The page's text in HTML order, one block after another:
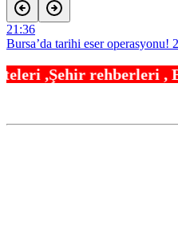
21:36
Bursa’da tarihi eser
Yelkencilerin zorlu mücadelesi
21:24
Eyüpsultan Meydanı
rehberleri ,